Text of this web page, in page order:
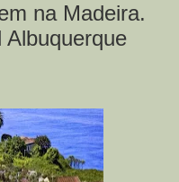
na Madeira.